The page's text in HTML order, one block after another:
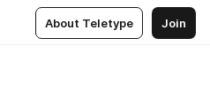
About Teletype Join